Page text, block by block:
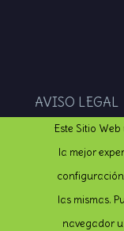
AVISO LEGAL
NÚMERO
Este Sitio
la mejor
las mismas.
navegador